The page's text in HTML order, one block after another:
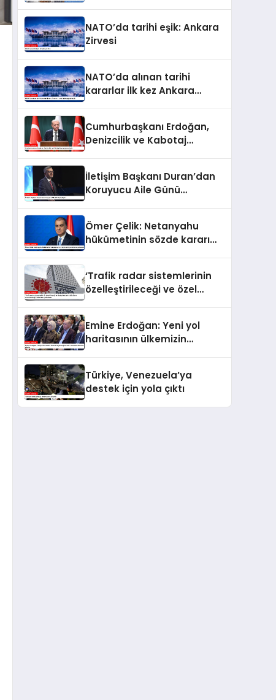
NATO’da tarihi eşik: Ankara
Zirvesi
NATO’da alınan tarihi
kararlar ilk kez Ankara
Cumhurbaşkanı Erdoğan,
Denizcilik ve Kabotaj
İletişim Başkanı Duran’dan
Koruyucu Aile Günü
Ömer Çelik: Netanyahu
hükümetinin sözde kararı
‘Trafik radar sistemlerinin
özelleştirileceği ve özel
yalanlama
Emine Erdoğan: Yeni yol
haritasının ülkemizin
Türkiye, Venezuela’ya
destek için yola çıktı